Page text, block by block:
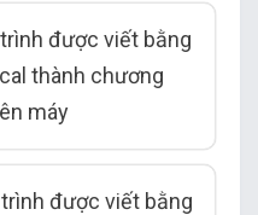
được viết bằng
thành chương
máy
được viết bằng